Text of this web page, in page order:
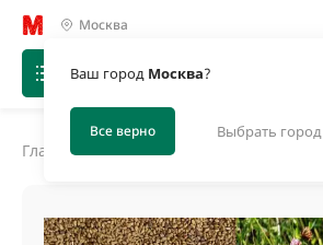
Москва
Ваш город Москва?
Все верно Выбрать город
Главная Травосмеси, сидераты